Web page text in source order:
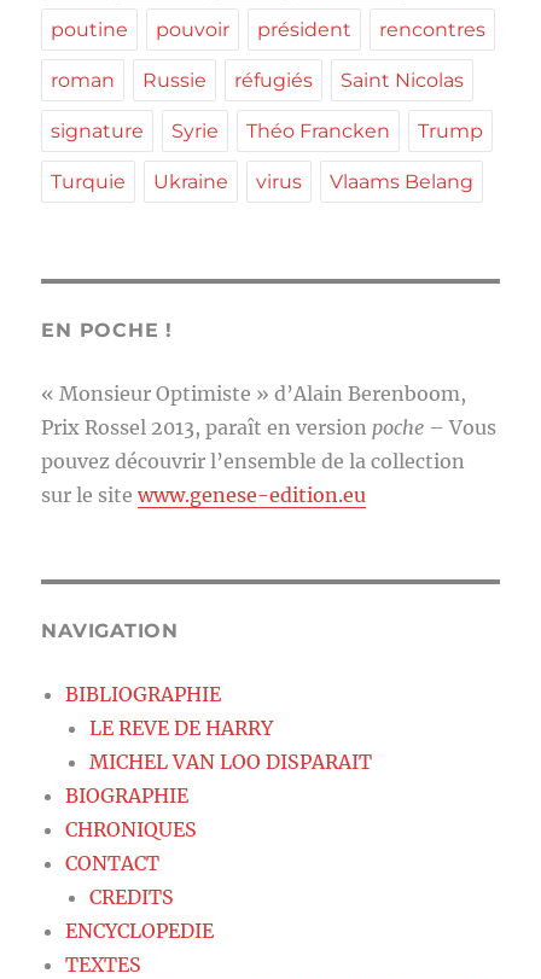
poutine pouvoir président rencontres
roman Russie réfugiés Saint Nicolas
signature Syrie Théo Francken Trump
Turquie Ukraine virus Vlaams Belang
EN POCHE !
« Monsieur Optimiste » d’Alain Berenboom,
Prix Rossel 2013, paraît en version poche – Vous
pouvez découvrir l’ensemble de la collection
sur le sitewww.genese-edition.eu
NAVIGATION
BIBLIOGRAPHIE
LE REVE DE HARRY
MICHEL VAN LOO DISPARAIT
BIOGRAPHIE
CHRONIQUES
CONTACT
CREDITS
ENCYCLOPEDIE
TEXTES